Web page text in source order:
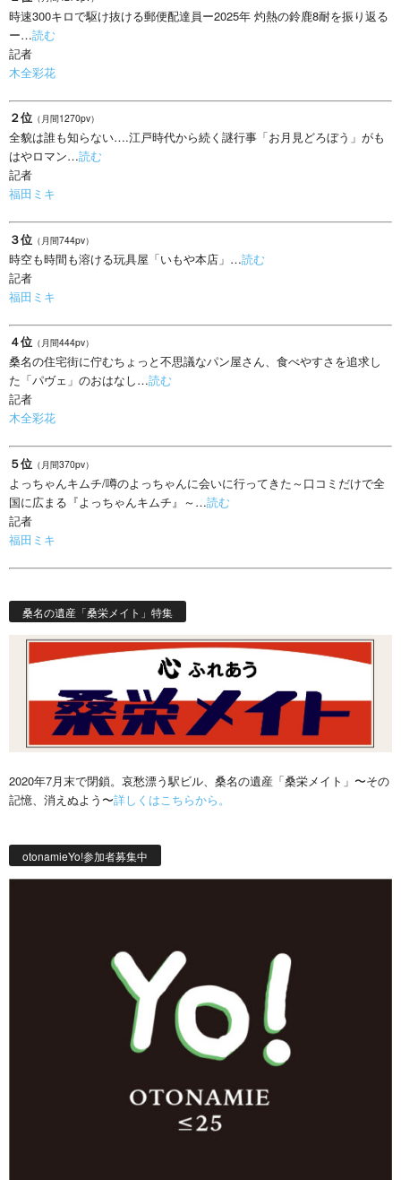
時速300キロで駆け抜ける郵便配達員ー2025年 灼熱の鈴鹿8耐を振り返る
ー…読む
記者
木全彩花
２位 （月間1270pv）
全貌は誰も知らない….江戸時代から続く謎行事「お月見どろぼう」がも
はやロマン…読む
記者
福田ミキ
３位 （月間744pv）
時空も時間も溶ける玩具屋「いもや本店」…読む
記者
福田ミキ
４位 （月間444pv）
桑名の住宅街に佇むちょっと不思議なパン屋さん、食べやすさを追求し
た「パヴェ」のおはなし…読む
記者
木全彩花
５位 （月間370pv）
よっちゃんキムチ/噂のよっちゃんに会いに行ってきた～口コミだけで全
国に広まる『よっちゃんキムチ』～…読む
記者
福田ミキ
桑名の遺産「桑栄メイト」特集
2020年7月末で閉鎖。哀愁漂う駅ビル、桑名の遺産「桑栄メイト」〜その
記憶、消えぬよう〜詳しくはこちらから。
otonamieYo!参加者募集中